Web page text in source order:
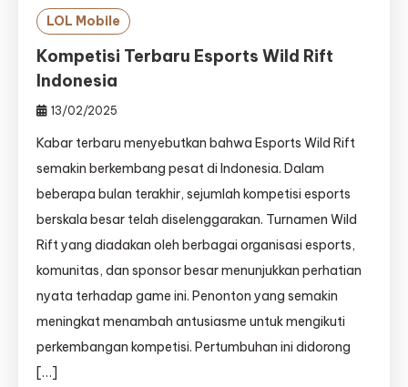
LOL Mobile
Kompetisi Terbaru Esports Wild Rift
Indonesia
13/02/2025
Kabar terbaru menyebutkan bahwa Esports Wild Rift
semakin berkembang pesat di Indonesia. Dalam
beberapa bulan terakhir, sejumlah kompetisi esports
berskala besar telah diselenggarakan. Turnamen Wild
Rift yang diadakan oleh berbagai organisasi esports,
komunitas, dan sponsor besar menunjukkan perhatian
nyata terhadap game ini. Penonton yang semakin
meningkat menambah antusiasme untuk mengikuti
perkembangan kompetisi. Pertumbuhan ini didorong
[…]